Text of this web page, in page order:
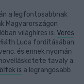
a legfontosabbnak
Magyarországon
világhíres is: Veres
Luca fordításában
és ennek nyomán
tavaly a
is a legrangosabb